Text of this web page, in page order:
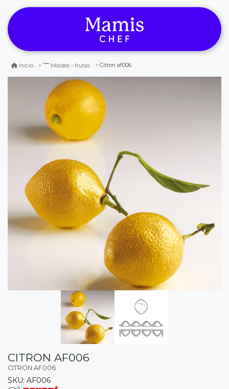
Inicio Moldes - frutas Citron af006
CITRON AF006
CITRON AF006
SKU: AF006